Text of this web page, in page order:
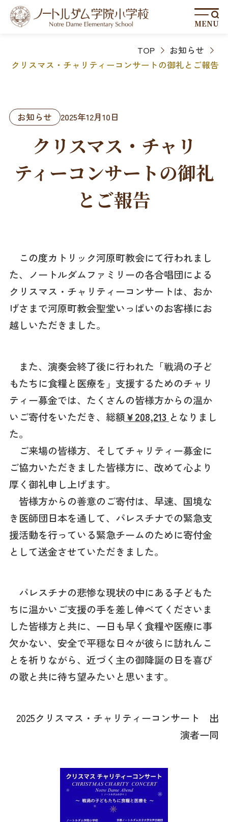
MENU
TOP
お知らせ
クリスマス・チャリティーコンサートの御礼とご報告
お知らせ 2025年12月10日
クリスマス・チャリ
ティーコンサートの御礼
とご報告
この度カトリック河原町教会にて行われまし
た、ノートルダムファミリーの各合唱団による
クリスマス・チャリティーコンサートは、おか
げさまで河原町教会聖堂いっぱいのお客様にお
越しいただきました。
また、演奏会終了後に行われた「戦渦の子ど
もたちに食糧と医療を」支援するためのチャリ
ティー募金では、たくさんの皆様方からの温か
いご寄付をいただき、総額￥208,213 となりまし
た。
ご来場の皆様方、そしてチャリティー募金に
ご協力いただきました皆様方に、改めて心より
厚く御礼申し上げます。
皆様方からの善意のご寄付は、早速、国境な
き医師団日本を通して、パレスチナでの緊急支
援活動を行っている緊急チームのために寄付金
として送金させていただきました。
パレスチナの悲惨な現状の中にある子どもた
ちに温かいご支援の手を差し伸べてくださいま
した皆様方と共に、一日も早く食糧や医療に事
欠かない、安全で平穏な日々が彼らに訪れんこ
とを祈りながら、近づく主の御降誕の日を喜び
の歌と共に待ち望みたいと思います。
2025クリスマス・チャリティーコンサート 出
演者一同